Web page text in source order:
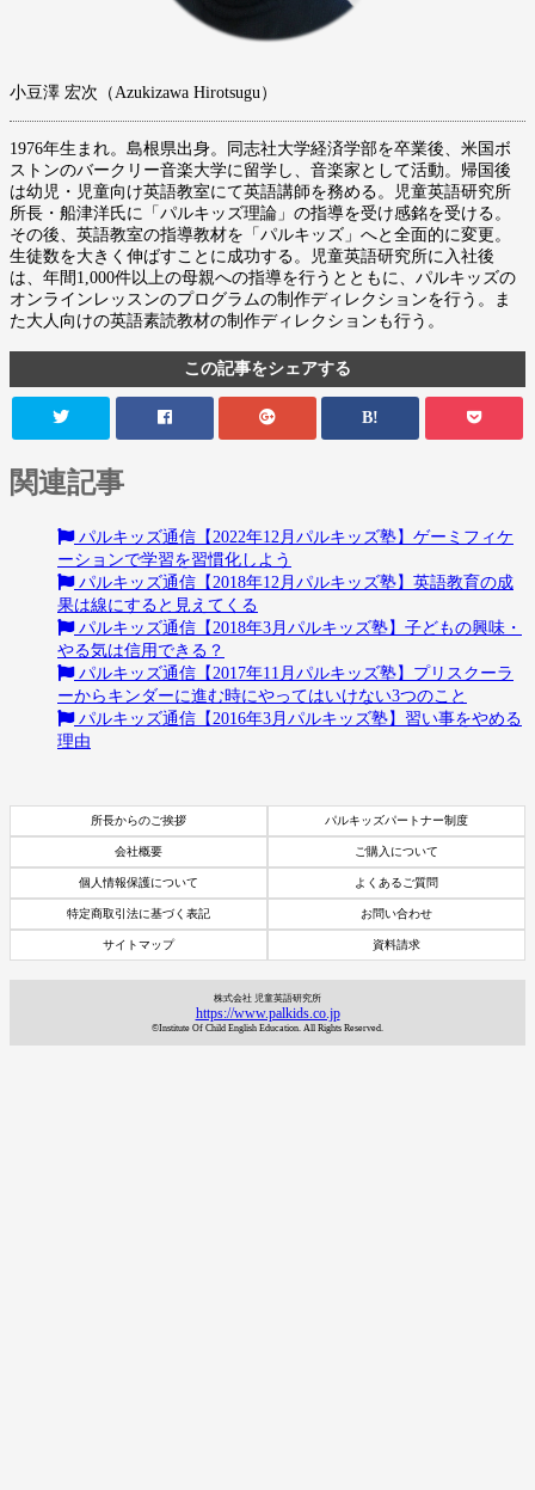
小豆澤 宏次（Azukizawa Hirotsugu）
1976年生まれ。島根県出身。同志社大学経済学部を卒業後、米国ボ
ストンのバークリー音楽大学に留学し、音楽家として活動。帰国後
は幼児・児童向け英語教室にて英語講師を務める。児童英語研究所
所長・船津洋氏に「パルキッズ理論」の指導を受け感銘を受ける。
その後、英語教室の指導教材を「パルキッズ」へと全面的に変更。
生徒数を大きく伸ばすことに成功する。児童英語研究所に入社後
は、年間1,000件以上の母親への指導を行うとともに、パルキッズの
オンラインレッスンのプログラムの制作ディレクションを行う。ま
た大人向けの英語素読教材の制作ディレクションも行う。
この記事をシェアする
B!
関連記事
パルキッズ通信【2022年12月パルキッズ塾】ゲーミフィケ
ーションで学習を習慣化しよう
パルキッズ通信【2018年12月パルキッズ塾】英語教育の成
果は線にすると見えてくる
パルキッズ通信【2018年3月パルキッズ塾】子どもの興味・
やる気は信用できる？
パルキッズ通信【2017年11月パルキッズ塾】プリスクーラ
ーからキンダーに進む時にやってはいけない3つのこと
パルキッズ通信【2016年3月パルキッズ塾】習い事をやめる
理由
所長からのご挨拶 パルキッズパートナー制度
会社概要 ご購入について
個人情報保護について よくあるご質問
特定商取引法に基づく表記 お問い合わせ
サイトマップ 資料請求
株式会社 児童英語研究所
https://www.palkids.co.jp
©Institute Of Child English Education. All Rights Reserved.